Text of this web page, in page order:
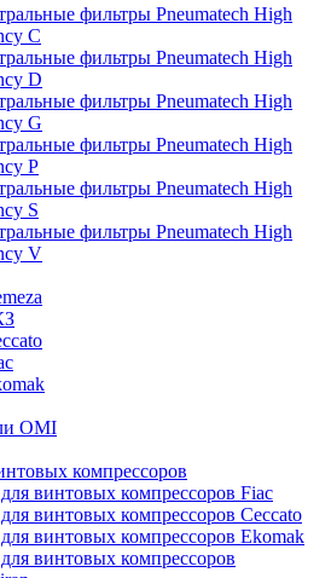
фильтры Pneumatech High
C
фильтры Pneumatech High
D
фильтры Pneumatech High
G
фильтры Pneumatech High
P
фильтры Pneumatech High
S
фильтры Pneumatech High
V
OMI
компрессоров
винтовых компрессоров Fiac
винтовых компрессоров Ceccato
винтовых компрессоров Ekomak
винтовых компрессоров